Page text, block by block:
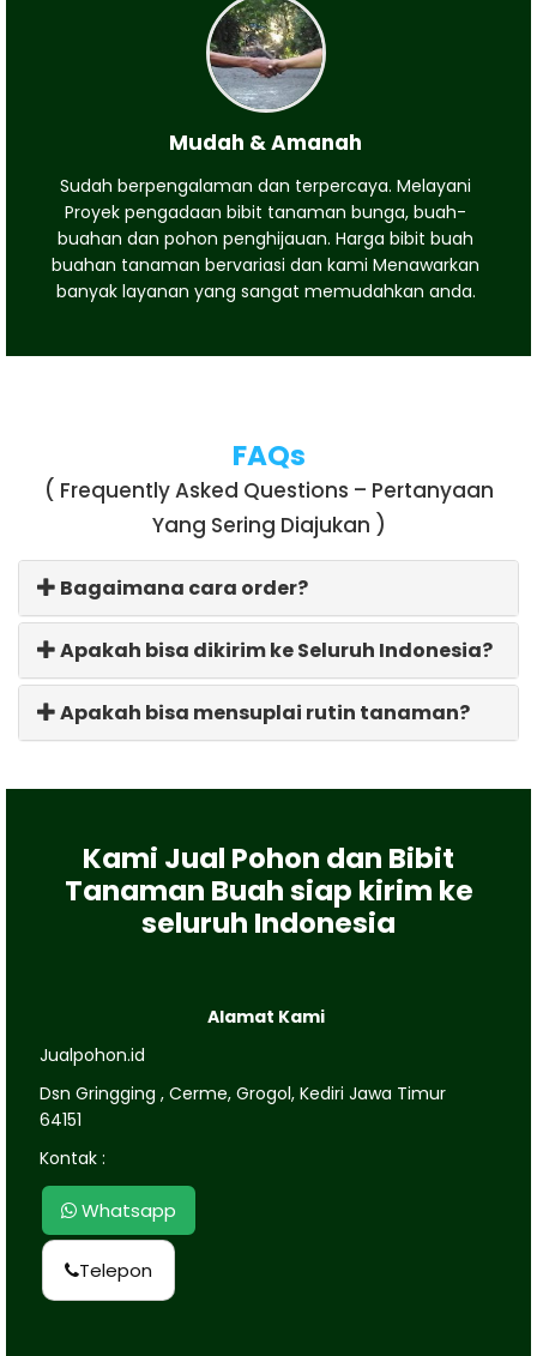
Mudah & Amanah
Sudah berpengalaman dan terpercaya. Melayani
Proyek pengadaan bibit tanaman bunga, buah-
buahan dan pohon penghijauan. Harga bibit buah
buahan tanaman bervariasi dan kami Menawarkan
banyak layanan yang sangat memudahkan anda.
FAQs
( Frequently Asked Questions – Pertanyaan
Yang Sering Diajukan )
Bagaimana cara order?
Apakah bisa dikirim ke Seluruh Indonesia?
Apakah bisa mensuplai rutin tanaman?
Kami Jual Pohon dan Bibit
Tanaman Buah siap kirim ke
seluruh Indonesia
Alamat Kami
Jualpohon.id
Dsn Gringging , Cerme, Grogol, Kediri Jawa Timur
64151
Kontak :
Whatsapp
Telepon